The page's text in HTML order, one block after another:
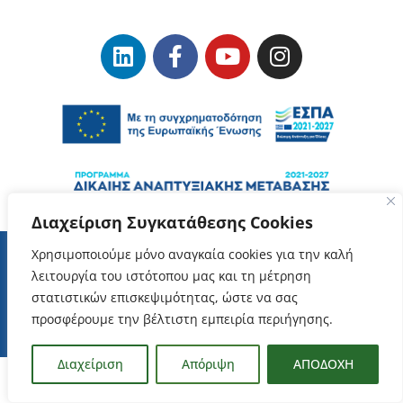
Διαχείριση Συγκατάθεσης Cookies
Χρησιμοποιούμε μόνο αναγκαία cookies για την καλή
λειτουργία του ιστότοπου μας και τη μέτρηση
στατιστικών επισκεψιμότητας, ώστε να σας
προσφέρουμε την βέλτιστη εμπειρία περιήγησης.
Διαχείριση Απόριψη ΑΠΟΔΟΧΗ
Όροι Χρήσης
Προστασία Δεδομένων Προσωπικού Χαρακτήρα
ΕΥΔΑΜ Copyrights © 2023